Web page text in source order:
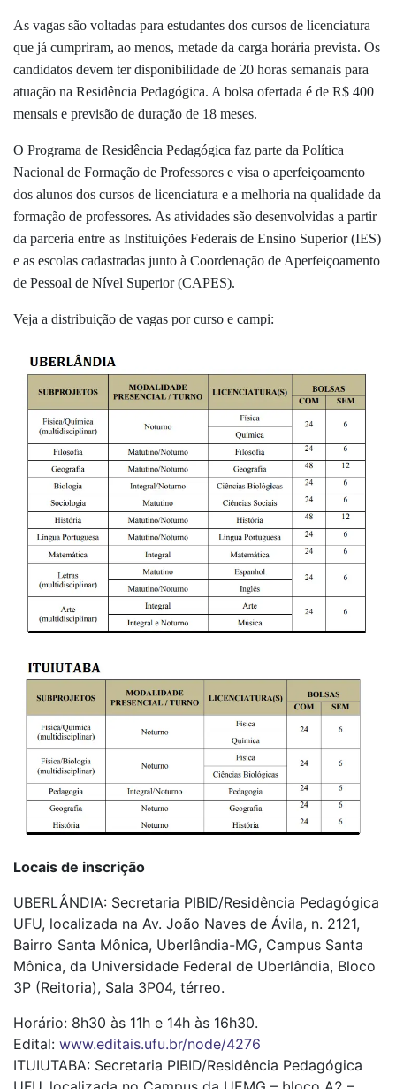
As vagas são voltadas para estudantes dos cursos de licenciatura
que já cumpriram, ao menos, metade da carga horária prevista. Os
candidatos devem ter disponibilidade de 20 horas semanais para
atuação na Residência Pedagógica. A bolsa ofertada é de R$ 400
mensais e previsão de duração de 18 meses.
O Programa de Residência Pedagógica faz parte da Política
Nacional de Formação de Professores e visa o aperfeiçoamento
dos alunos dos cursos de licenciatura e a melhoria na qualidade da
formação de professores. As atividades são desenvolvidas a partir
da parceria entre as Instituições Federais de Ensino Superior (IES)
e as escolas cadastradas junto à Coordenação de Aperfeiçoamento
de Pessoal de Nível Superior (CAPES).
Veja a distribuição de vagas por curso e campi:
Locais de inscrição
UBERLÂNDIA: Secretaria PIBID/Residência Pedagógica
UFU, localizada na Av. João Naves de Ávila, n. 2121,
Bairro Santa Mônica, Uberlândia-MG, Campus Santa
Mônica, da Universidade Federal de Uberlândia, Bloco
3P (Reitoria), Sala 3P04, térreo.
Horário: 8h30 às 11h e 14h às 16h30.
Edital: www.editais.ufu.br/node/4276
ITUIUTABA: Secretaria PIBID/Residência Pedagógica